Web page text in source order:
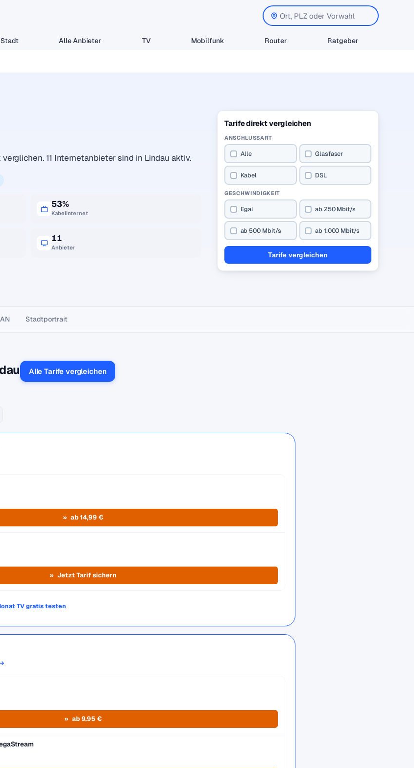
Stadt Alle Anbieter TV Mobilfunk Router Ratgeber
11 Internetanbieter sind in Lindau aktiv.
53%
Kabelinternet
11
Anbieter
Tarife direkt vergleichen
ANSCHLUSSART
Alle Glasfaser
Kabel DSL
GESCHWINDIGKEIT
Egal ab 250 Mbit/s
ab 500 Mbit/s ab 1.000 Mbit/s
Tarife vergleichen
Stadtportrait
Alle Tarife vergleichen
ab 14,99 €
Jetzt Tarif sichern
TV gratis testen
ab 9,95 €